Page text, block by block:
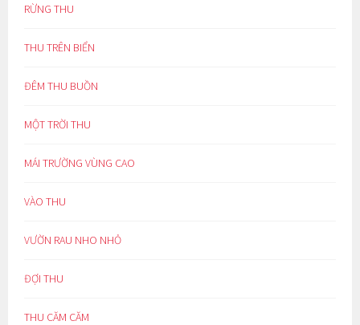
RỪNG THU
THU TRÊN BIỂN
ĐÊM THU BUỒN
MỘT TRỜI THU
MÁI TRƯỜNG VÙNG CAO
VÀO THU
VƯỜN RAU NHO NHỎ
ĐỢI THU
THU CĂM CĂM